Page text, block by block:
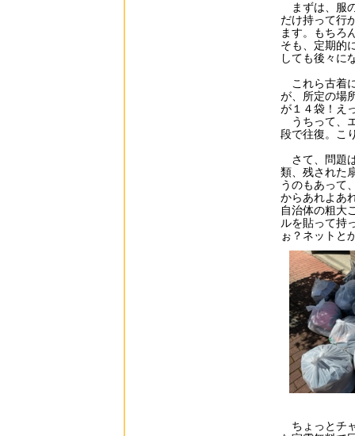
まずは、服
だけ持って行
ます。もちろ
そも、定期的
しても後々に
これら古着
が、所定の場
が１４袋！え
うちって、
段で往復。こ
さて、問題
類、残された
うのもあって
からあれよあ
自治体の粗大
ルを貼って持
ぉ？ネットと
ちょっとチ